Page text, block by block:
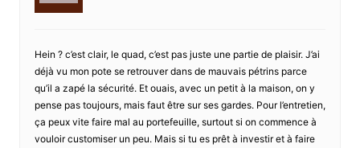
Hein ? c’est clair, le quad, c’est pas juste une partie de plaisir. J’ai
déjà vu mon pote se retrouver dans de mauvais pétrins parce
qu’il a zapé la sécurité. Et ouais, avec un petit à la maison, on y
pense pas toujours, mais faut être sur ses gardes. Pour l’entretien,
ça peux vite faire mal au portefeuille, surtout si on commence à
vouloir customiser un peu. Mais si tu es prêt à investir et à faire